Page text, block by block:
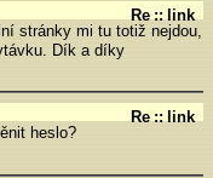
Re :: link
stránky mi tu totiž nejdou,
Dík a díky
Re :: link
heslo?